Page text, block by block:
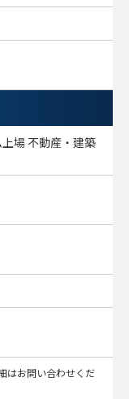
場 不動産・建築
はお問い合わせくだ